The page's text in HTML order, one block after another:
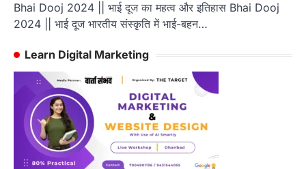
Bhai Dooj 2024 || भाई दूज का महत्व और इतिहास Bhai Dooj
2024 || भाई दूज भारतीय संस्कृति में भाई-बहन…
Learn Digital Marketing